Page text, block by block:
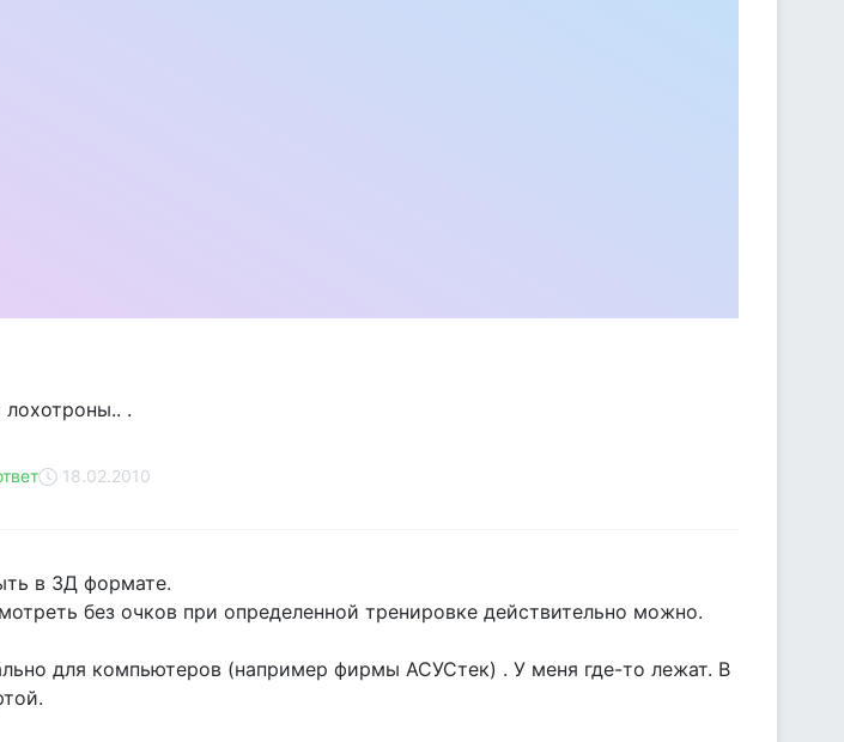
лохотроны.. .
18.02.2010
в 3Д формате.
без очков при определенной тренировке действительно можно.
для компьютеров (например фирмы АСУСтек) . У меня где-то лежат. В